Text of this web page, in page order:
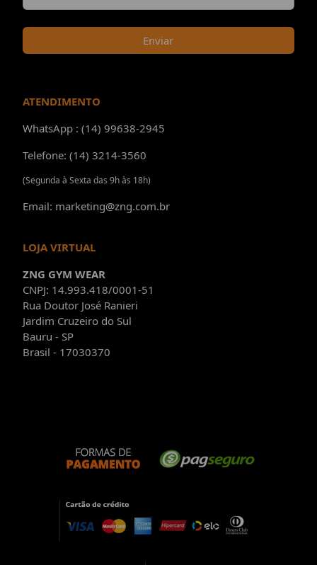
Enviar
ATENDIMENTO
WhatsApp : (14) 99638-2945
Telefone: (14) 3214-3560
(Segunda à Sexta das 9h às 18h)
Email: marketing@zng.com.br
LOJA VIRTUAL
ZNG GYM WEAR
CNPJ: 14.993.418/0001-51
Rua Doutor José Ranieri
Jardim Cruzeiro do Sul
Bauru - SP
Brasil - 17030370